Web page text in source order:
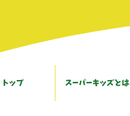
トップ スーパーキッズとは